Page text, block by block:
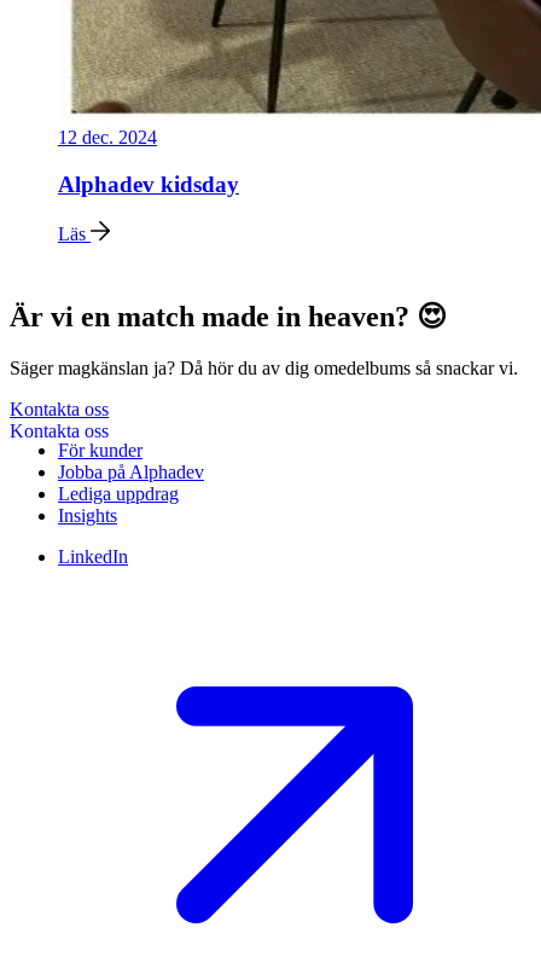
12 dec. 2024
Alphadev kidsday
Läs
Är vi en match made in heaven? 😍
Säger magkänslan ja? Då hör du av dig omedelbums så snackar vi.
Kontakta oss
För kunder
Jobba på Alphadev
Lediga uppdrag
Insights
LinkedIn